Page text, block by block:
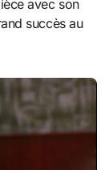
avec son
succès au